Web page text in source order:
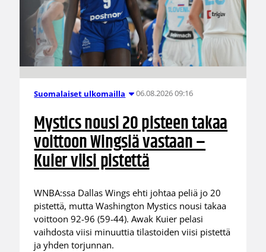
Suomalaiset ulkomailla 06.08.2026 09:16
Mystics nousi 20 pisteen takaa
voittoon Wingsiä vastaan –
Kuier viisi pistettä
WNBA:ssa Dallas Wings ehti johtaa peliä jo 20
pistettä, mutta Washington Mystics nousi takaa
voittoon 92-96 (59-44). Awak Kuier pelasi
vaihdosta viisi minuuttia tilastoiden viisi pistettä
ja yhden torjunnan.